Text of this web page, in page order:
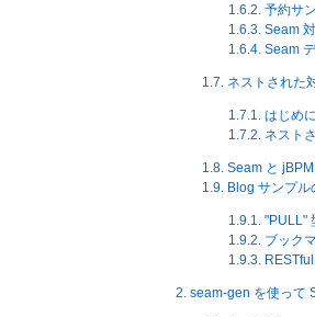
1.6.2. 予約サ
1.6.3. Seam
1.6.4. Seam
1.7. ネストされた
1.7.1. はじめに
1.7.2. ネスト
1.8. Seam と
1.9. Blog サンプ
1.9.1. "PULL"
1.9.2. ブック
1.9.3.
2. seam-gen を使って